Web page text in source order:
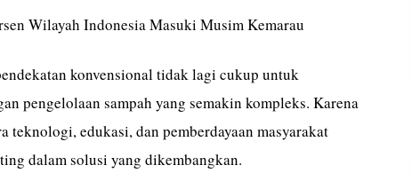
Wilayah Indonesia Masuki Musim Kemarau
konvensional tidak lagi cukup untuk
pengelolaan sampah yang semakin kompleks. Karena
teknologi, edukasi, dan pemberdayaan masyarakat
dalam solusi yang dikembangkan.